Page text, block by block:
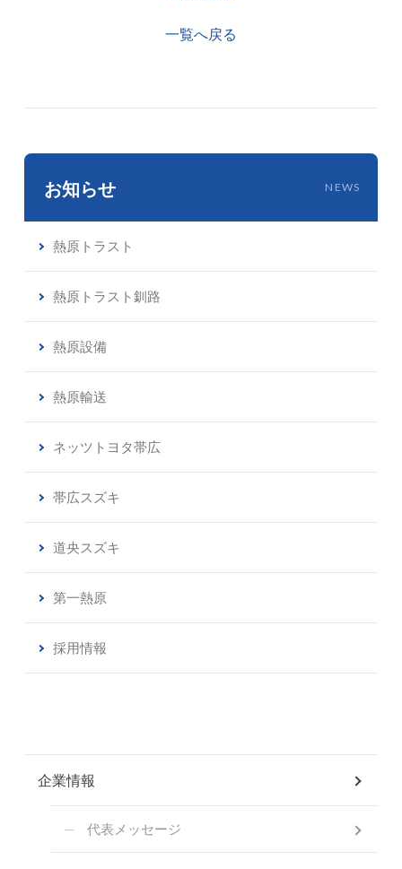
一覧へ戻る
お知らせ NEWS
熱原トラスト
熱原トラスト釧路
熱原設備
熱原輸送
ネッツトヨタ帯広
帯広スズキ
道央スズキ
第一熱原
採用情報
企業情報
代表メッセージ